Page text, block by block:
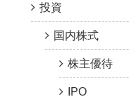
投資
国内株式
株主優待
IPO